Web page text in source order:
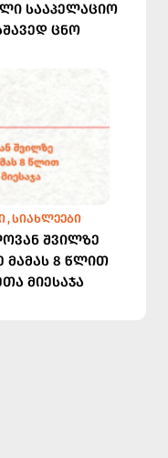
სააპელაციო
ცნო
ᲡᲘᲐᲮᲚᲔᲔᲑᲘ
შვილზე
მამას 8 წლით
მიესაჯა